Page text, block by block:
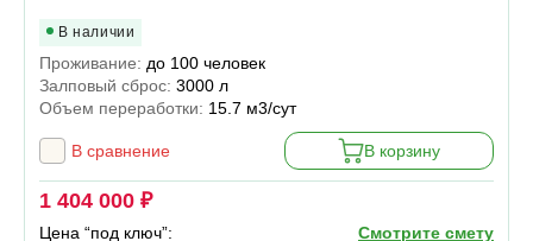
В наличии
Проживание: до 100 человек
Залповый сброс: 3000 л
Объем переработки: 15.7 м3/сут
В сравнение В корзину
1 404 000 ₽
Цена “под ключ”: Смотрите смету